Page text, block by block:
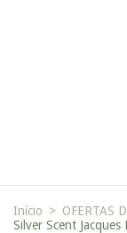
Início > OFERTAS
Silver Scent